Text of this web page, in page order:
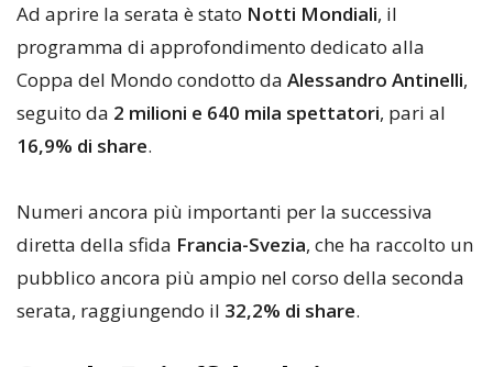
Ad aprire la serata è stato Notti Mondiali, il
programma di approfondimento dedicato alla
Coppa del Mondo condotto da Alessandro Antinelli,
seguito da 2 milioni e 640 mila spettatori, pari al
16,9% di share.
Numeri ancora più importanti per la successiva
diretta della sfida Francia-Svezia, che ha raccolto un
pubblico ancora più ampio nel corso della seconda
serata, raggiungendo il 32,2% di share.